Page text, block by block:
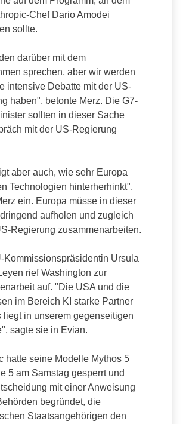
Chef Dario Amodei
sollte.
darüber mit dem
sprechen, aber wir werden
intensive Debatte mit der US-
haben", betonte Merz. Die G7-
sollten in dieser Sache
mit der US-Regierung
aber auch, wie sehr Europa
Technologien hinterherhinkt",
ein. Europa müsse in dieser
aufholen und zugleich
Regierung zusammenarbeiten.
Kommissionspräsidentin Ursula
rief Washington zur
auf. "Die USA und die
im Bereich KI starke Partner
liegt in unserem gegenseitigen
sagte sie in Evian.
hatte seine Modelle Mythos 5
5 am Samstag gesperrt und
mit einer Anweisung
begründet, die
Staatsangehörigen den